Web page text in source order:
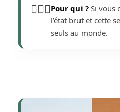
🙋🏼‍♀️Pour qui ? Si vous
l’état brut et cette
seuls au monde.